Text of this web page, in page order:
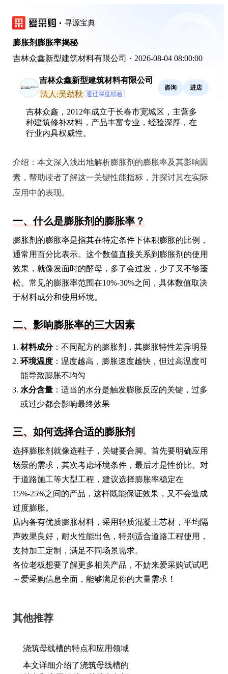
寻源宝典
膨胀剂膨胀率揭秘
吉林众鑫新型建筑材料有限公司 · 2026-08-04 08:00:00
吉林众鑫新型建筑材料有限公司
法人:吴劲秋 通过深度核验
咨询 进店
吉林众鑫，2012年成立于长春市宽城区，主营多
种建筑修补材料，产品丰富专业，经验深厚，在
行业内具权威性。
介绍： 本文深入浅出地解析膨胀剂的膨胀率及其影响因
素，帮助读者了解这一关键性能指标，并探讨其在实际
应用中的表现。
一、什么是膨胀剂的膨胀率？
膨胀剂的膨胀率是指其在特定条件下体积膨胀的比例，
通常用百分比表示。这个数值直接关系到膨胀剂的使用
效果，就像发面时的酵母，多了会过发，少了又不够蓬
松。常见的膨胀率范围在10%-30%之间，具体数值取决
于材料成分和使用环境。
二、影响膨胀率的三大因素
材料成分：不同配方的膨胀剂，其膨胀特性差异明显
环境温度 ：温度越高，膨胀速度越快，但过高温度可
能导致膨胀不均匀
水分含量 ：适当的水分是触发膨胀反应的关键，过多
或过少都会影响最终效果
三、如何选择合适的膨胀剂
选择膨胀剂就像选鞋子，关键要合脚。首先要明确应用
场景的需求，其次考虑环境条件，最后才是性价比。对
于道路施工等大型工程，建议选择膨胀率稳定在
15%-25%之间的产品，这样既能保证效果，又不会造成
过度膨胀。
店内备有优质膨胀材料，采用轻质混凝土芯材，平均隔
声效果良好，耐火性能出色，特别适合道路工程使用，
支持加工定制，满足不同场景需求。
各位老板想要了解更多相关产品，不妨来爱采购试试吧
～爱采购信息全面，能够满足你的大量需求！
其他推荐
浇筑母线槽的特点和应用领域
本文详细介绍了浇筑母线槽的